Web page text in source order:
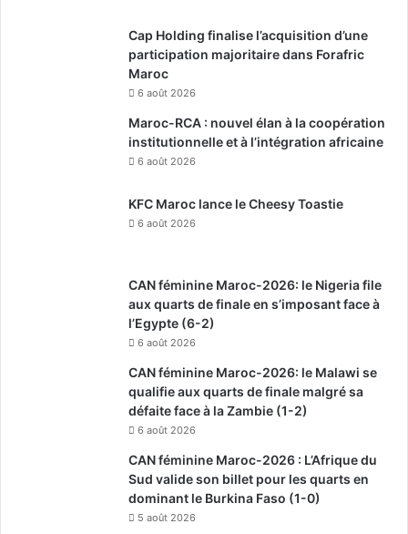
Cap Holding finalise l’acquisition d’une
participation majoritaire dans Forafric
Maroc
6 août 2026
Maroc-RCA : nouvel élan à la coopération
institutionnelle et à l’intégration africaine
6 août 2026
KFC Maroc lance le Cheesy Toastie
6 août 2026
CAN féminine Maroc-2026: le Nigeria file
aux quarts de finale en s’imposant face à
l’Egypte (6-2)
6 août 2026
CAN féminine Maroc-2026: le Malawi se
qualifie aux quarts de finale malgré sa
défaite face à la Zambie (1-2)
6 août 2026
CAN féminine Maroc-2026 : L’Afrique du
Sud valide son billet pour les quarts en
dominant le Burkina Faso (1-0)
5 août 2026